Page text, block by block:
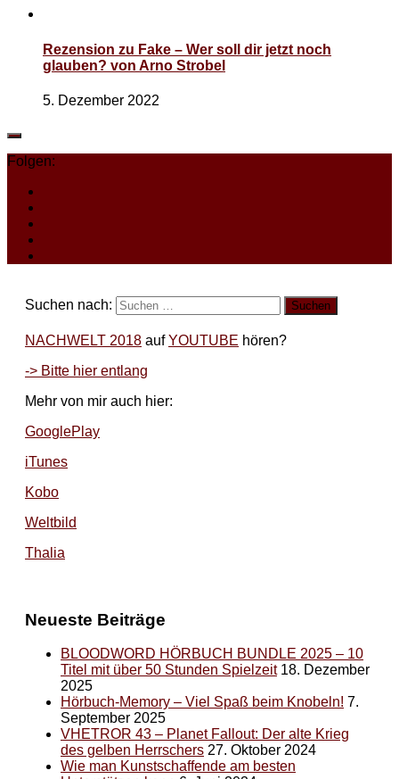
Rezension zu Fake – Wer soll dir jetzt noch
glauben? von Arno Strobel
5. Dezember 2022
Folgen:
Suchen nach:
NACHWELT 2018 aufYOUTUBE hören?
-> Bitte hier entlang
Mehr von mir auch hier:
GooglePlay
iTunes
Kobo
Weltbild
Thalia
Neueste Beiträge
BLOODWORD HÖRBUCH BUNDLE 2025 – 10
Titel mit über 50 Stunden Spielzeit 18. Dezember
2025
Hörbuch-Memory – Viel Spaß beim Knobeln! 7.
September 2025
VHETROR 43 – Planet Fallout: Der alte Krieg
des gelben Herrschers 27. Oktober 2024
Wie man Kunstschaffende am besten